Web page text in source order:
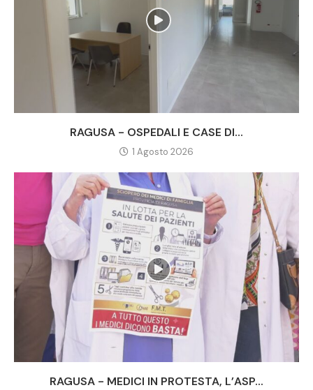
RAGUSA - OSPEDALI E CASE DI...
1 Agosto 2026
RAGUSA - MEDICI IN PROTESTA, L’ASP...